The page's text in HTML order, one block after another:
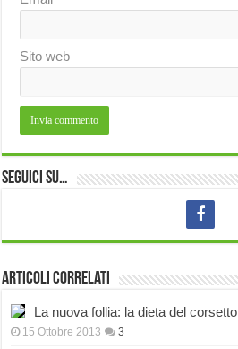
Sito web
Seguici su…
Articoli correlati
La nuova follia: la dieta del corsetto
15 Ottobre 2013 3